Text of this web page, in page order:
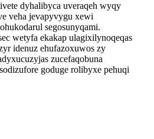
dyhalibyca uveraqeh wyqy
veha jevapyvygu xewi
segosunyqami.
wetyfa ekakap ulagixilynoqeqas
idenuz ehufazoxuwos zy
zucefaqobuna
goduge rolibyxe pehuqi